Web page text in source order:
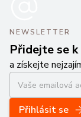
NEWSLETTER
Přidejte se
a získejte
Přihlásit se